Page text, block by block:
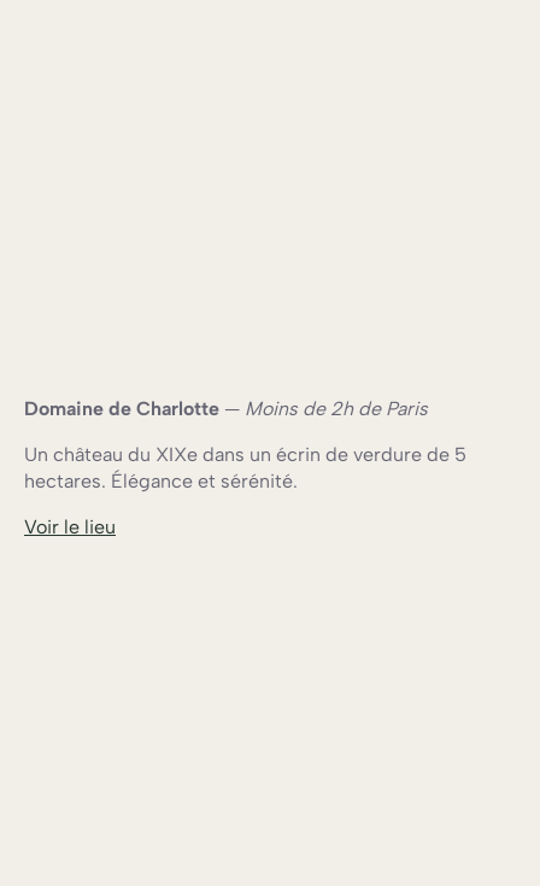
Domaine de Charlotte — Moins de 2h de Paris
Un château du XIXe dans un écrin de verdure de 5
hectares. Élégance et sérénité.
Voir le lieu